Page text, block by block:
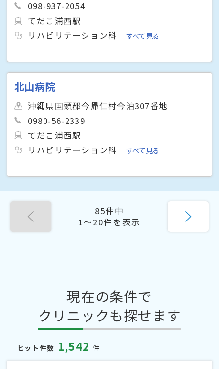
098-937-2054
てだこ浦西駅
リハビリテーション科
すべて見る
北山病院
沖縄県国頭郡今帰仁村今泊307番地
0980-56-2339
てだこ浦西駅
リハビリテーション科
すべて見る
85件中
1〜20件を表示
現在の条件で
クリニックも探せます
ヒット件数 1,542 件